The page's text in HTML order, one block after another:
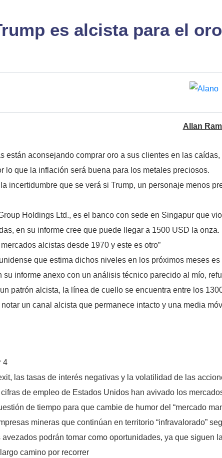
es alcista para el
Allan
están aconsejando comprar oro a sus clientes en las
lo que la inflación será buena para los metales preciosos.
incertidumbre que se verá si Trump, un personaje menos
Holdings Ltd., es el banco con sede en Singapur que
en su informe cree que puede llegar a 1500 USD la
alcistas desde 1970 y este es otro”
que estima dichos niveles en los próximos meses es
su informe anexo con un análisis técnico parecido al mío,
patrón alcista, la línea de cuello se encuentra entre los
un canal alcista que permanece intacto y una media
4
las tasas de interés negativas y la volatilidad de las
de empleo de Estados Unidos han avivado los
de tiempo para que cambie de humor del “mercado
mineras que continúan en territorio “infravalorado”
avezados podrán tomar como oportunidades, ya que
camino por recorrer